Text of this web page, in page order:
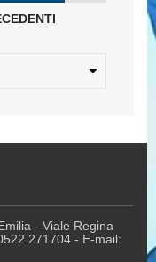
- Viale Regina
271704 - E-mail: